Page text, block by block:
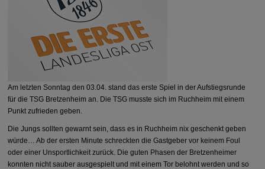
Am letzten Sonntag den 03.04. stand das erste Spiel in der Aufstiegsrunde
für die TSG Bretzenheim an. Die TSG musste sich im Ruchheim mit einem
Punkt zufrieden geben.
Die Jungs sollten gewarnt sein, dass es in Ruchheim nix geschenkt geben
würde… Ab der ersten Minute schreckten die Gastgeber vor keinem Foul
oder einer Unsportlichkeit zurück. Die guten Phasen der Bretzenheimer
konnten nicht sauber ausgespielt und mit einem Tor belohnt werden und so